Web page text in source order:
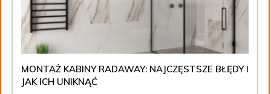
MONTAŻ KABINY RADAWAY: NAJCZĘSTSZE BŁĘDY I
JAK ICH UNIKNĄĆ